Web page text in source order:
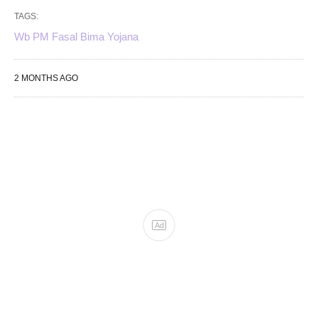
TAGS:
Wb PM Fasal Bima Yojana
2 MONTHS AGO